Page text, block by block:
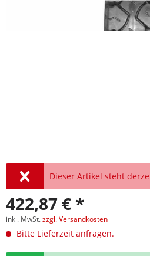
Dieser Artikel steht
422,87 € *
inkl. MwSt.zzgl. Versandkosten
Bitte Lieferzeit anfragen.